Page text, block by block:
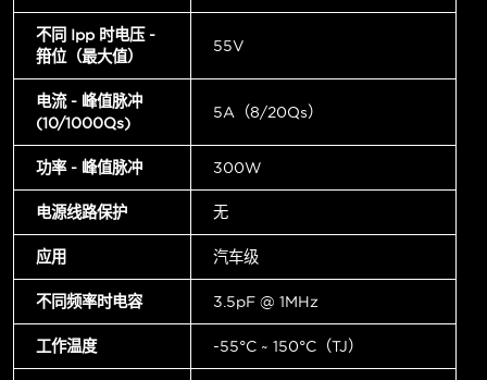
不同 Ipp 时电压 -
箝位（最大值）
55V
电流 - 峰值脉冲
(10/1000µs)
5A（8/20µs）
功率 - 峰值脉冲 300W
电源线路保护 无
应用 汽车级
不同频率时电容 3.5pF @ 1MHz
工作温度 -55°C ~ 150°C（TJ）